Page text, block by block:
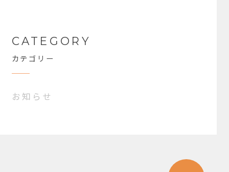
CATEGORY
カテゴリー
お知らせ